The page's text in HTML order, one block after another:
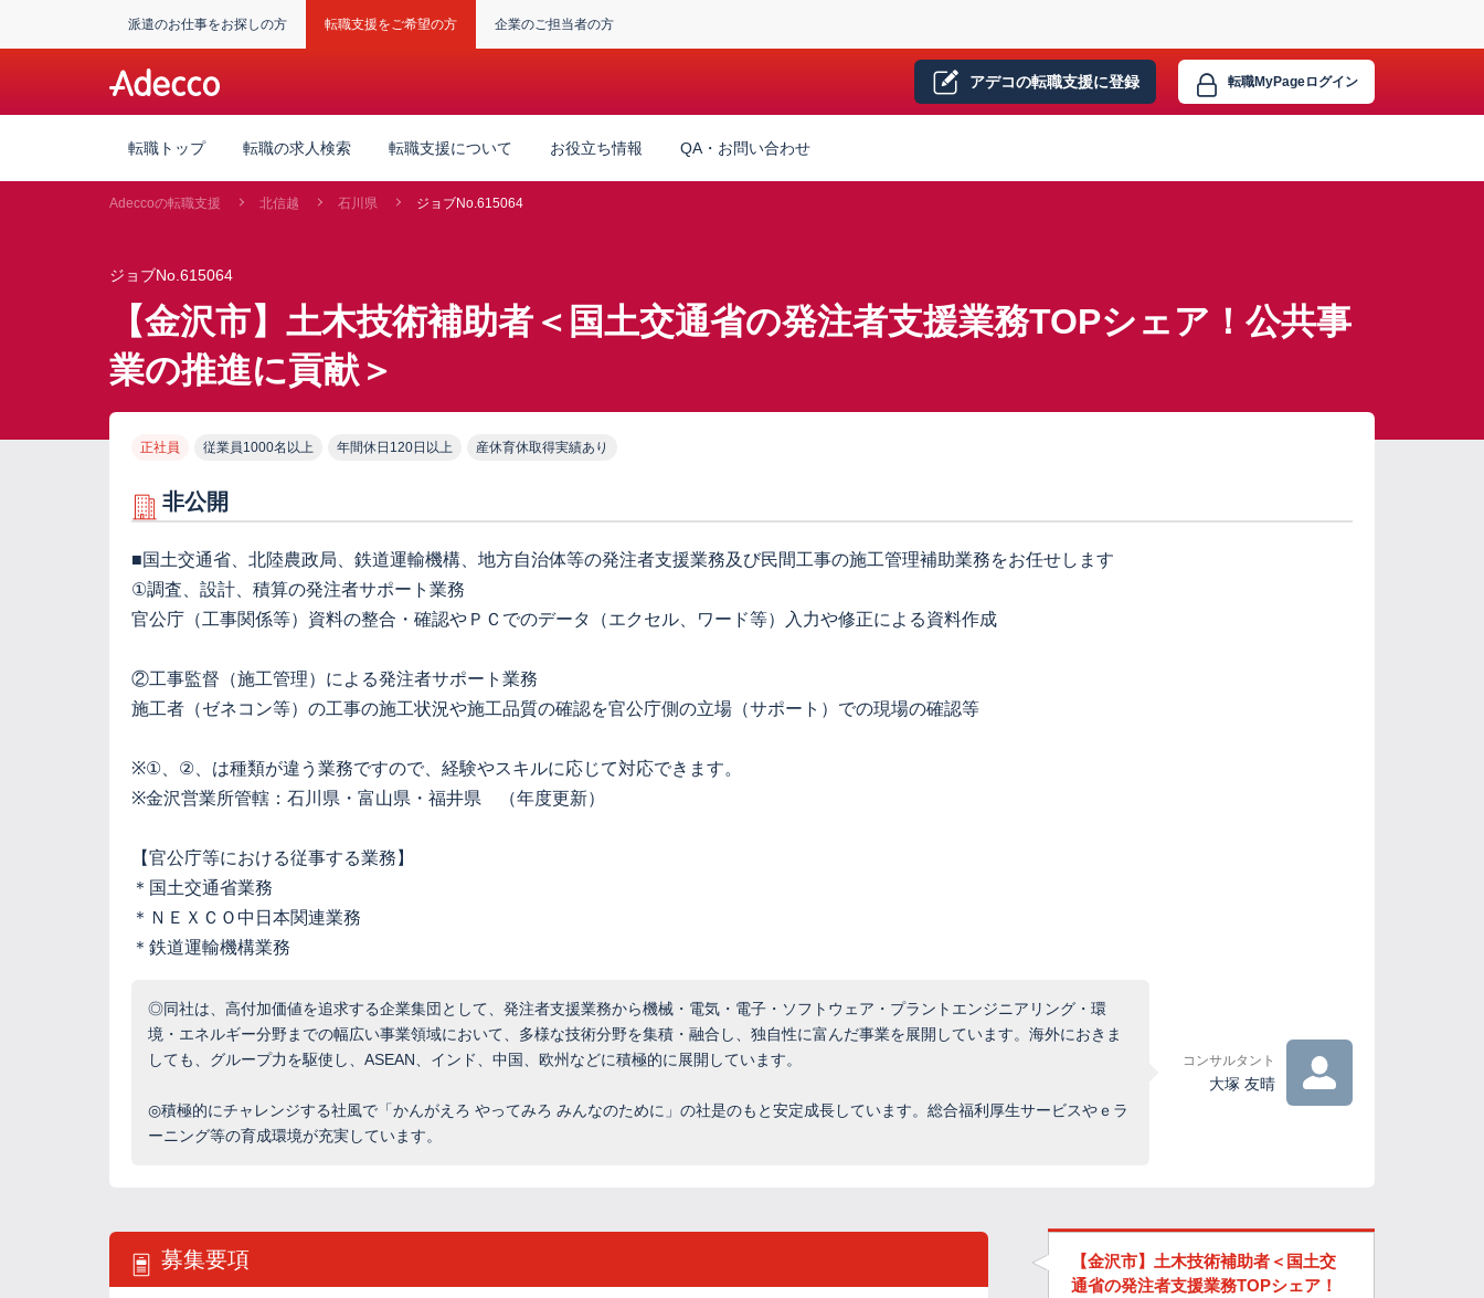
派遣のお仕事をお探しの方 転職支援をご希望の方 企業のご担当者の方
アデコの転職支援に登録 転職MyPageログイン
転職トップ 転職の求人検索 転職支援について お役立ち情報 QA・お問い合わせ
Adeccoの転職支援 北信越 石川県 ジョブNo.615064
ジョブNo.615064
【金沢市】土木技術補助者＜国土交通省の発注者支援業務TOPシェア！公共事
業の推進に貢献＞
正社員 従業員1000名以上 年間休日120日以上 産休育休取得実績あり
非公開
■国土交通省、北陸農政局、鉄道運輸機構、地方自治体等の発注者支援業務及び民間工事の施工管理補助業務をお任せします
①調査、設計、積算の発注者サポート業務
官公庁（工事関係等）資料の整合・確認やＰＣでのデータ（エクセル、ワード等）入力や修正による資料作成
②工事監督（施工管理）による発注者サポート業務
施工者（ゼネコン等）の工事の施工状況や施工品質の確認を官公庁側の立場（サポート）での現場の確認等
※①、②、は種類が違う業務ですので、経験やスキルに応じて対応できます。
※金沢営業所管轄：石川県・富山県・福井県 （年度更新）
【官公庁等における従事する業務】
＊国土交通省業務
＊ＮＥＸＣＯ中日本関連業務
＊鉄道運輸機構業務
◎同社は、高付加価値を追求する企業集団として、発注者支援業務から機械・電気・電子・ソフトウェア・プラントエンジニアリング・環
境・エネルギー分野までの幅広い事業領域において、多様な技術分野を集積・融合し、独自性に富んだ事業を展開しています。海外におきま
しても、グループ力を駆使し、ASEAN、インド、中国、欧州などに積極的に展開しています。
◎積極的にチャレンジする社風で「かんがえろ やってみろ みんなのために」の社是のもと安定成長しています。総合福利厚生サービスやｅラ
ーニング等の育成環境が充実しています。
コンサルタント
大塚 友晴
募集要項
【金沢市】土木技術補助者＜国土交
通省の発注者支援業務TOPシェア！